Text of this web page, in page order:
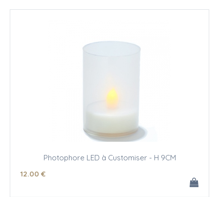
Photophore LED à Customiser - H 9CM
12.00 €